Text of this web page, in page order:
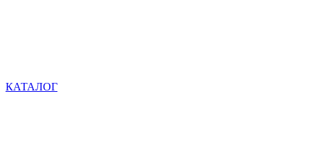
КАТАЛОГ